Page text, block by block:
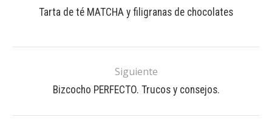
Tarta de té MATCHA y filigranas de chocolates
Siguiente
Bizcocho PERFECTO. Trucos y consejos.